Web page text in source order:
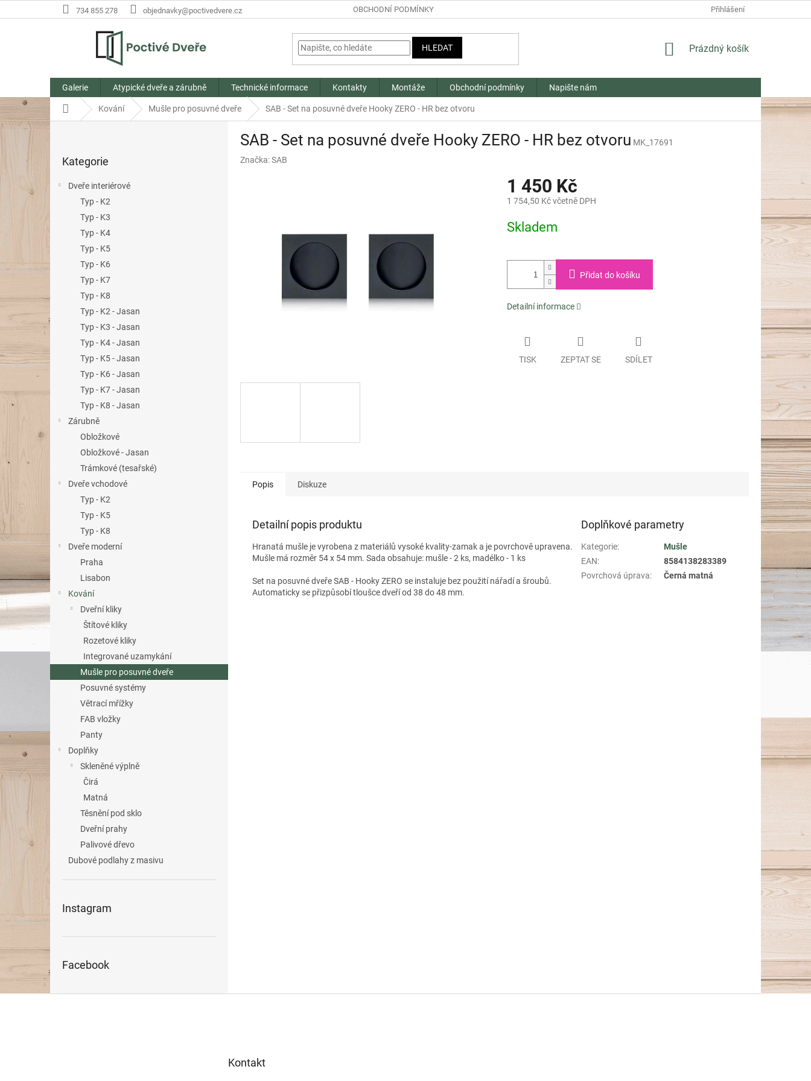
na
734 855 278 objednavky@poctivedvere.cz OBCHODNÍ PODMÍNKY Přihlášení
HLEDAT
NÁKUPNÍ
Prázdný košík
Galerie Atypické dveře a zárubně Technické informace Kontakty Montáže Obchodní podmínky Napište nám
Domů Kování Mušle pro posuvné dveře SAB - Set na posuvné dveře Hooky ZERO - HR bez otvoru
P
n
l
kategorie
Kategorie
Dveře interiérové
Typ - K2
Typ - K3
Typ - K4
Typ - K5
Typ - K6
Typ - K7
Typ - K8
Typ - K2 - Jasan
Typ - K3 - Jasan
Typ - K4 - Jasan
Typ - K5 - Jasan
Typ - K6 - Jasan
Typ - K7 - Jasan
Typ - K8 - Jasan
Zárubně
Obložkové
Obložkové - Jasan
Trámkové (tesařské)
Dveře vchodové
Typ - K2
Typ - K5
Typ - K8
Dveře moderní
Praha
Lisabon
Kování
Dveřní kliky
Štítové kliky
Rozetové kliky
Integrované uzamykání
Mušle pro posuvné dveře
Posuvné systémy
Větrací mřížky
FAB vložky
Panty
Doplňky
Skleněné výplně
Čirá
Matná
Těsnění pod sklo
Dveřní prahy
Palivové dřevo
Dubové podlahy z masivu
Instagram
Facebook
SAB - Set na posuvné dveře Hooky ZERO - HR bez otvoru MK_17691
Značka:SAB
1 450 Kč
1 754,50 Kč včetně DPH
cena:
Skladem
Přidat do košíku
Detailní informace
TISK ZEPTAT SE SDÍLET
Popis Diskuze
Detailní popis produktu
Hranatá mušle je vyrobena z materiálů vysoké kvality-zamak a je povrchově upravena.
Mušle má rozměr 54 x 54 mm. Sada obsahuje: mušle - 2 ks, madélko - 1 ks
Set na posuvné dveře SAB - Hooky ZERO se instaluje bez použití nářadí a šroubů.
Automaticky se přizpůsobí tloušce dveří od 38 do 48 mm.
Doplňkové parametry
Kategorie:
Mušle
EAN:
8584138283389
Povrchová úprava: Černá matná
Kontakt